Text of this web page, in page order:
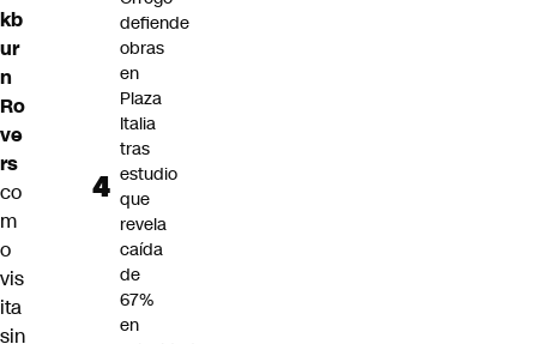
kb
ur
n
Ro
ve
rs
co
m
o
vis
ita
sin
defiende
obras
en
Plaza
Italia
tras
estudio
que
revela
caída
de
67%
en